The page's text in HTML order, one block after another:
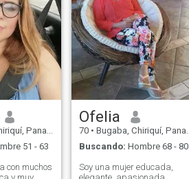
Panamá
51 - 63
con muchos
Ofelia
70 • Bugaba, Chiriquí, Panamá
Buscando: Hombre 68 - 80
Soy una mujer educada,